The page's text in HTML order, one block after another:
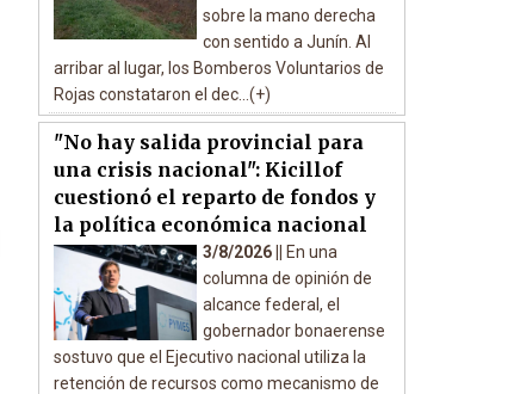
sobre la mano derecha
con sentido a Junín. Al
arribar al lugar, los Bomberos Voluntarios de
Rojas constataron el dec...(+)
"No hay salida provincial para
una crisis nacional": Kicillof
cuestionó el reparto de fondos y
la política económica nacional
3/8/2026 ||
En una
columna de opinión de
alcance federal, el
gobernador bonaerense
sostuvo que el Ejecutivo nacional utiliza la
retención de recursos como mecanismo de